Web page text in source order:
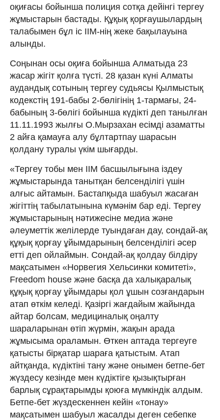
оқиғасы бойынша полиция сотқа дейінгі тергеу
жұмыстарын бастады. Құқық қорғаушылардың
талабымен бұл іс ІІМ-нің жеке бақылауына
алынды.
Соңынан осы оқиға бойынша Алматыда 23
жасар жігіт қолға түсті. 28 қазан күні Алматы
аудандық сотының тергеу судьясы Қылмыстық
кодекстің 191-бабы 2-бөлігінің 1-тармағы, 24-
бабының 3-бөлігі бойынша күдікті деп танылған
11.11.1993 жылғы О.Мырзахан есімді азаматты
2 айға қамауға алу бұлтартпау шарасын
қолдану туралы үкім шығарды.
«Тергеу тобы мен ІІМ басшылығына іздеу
жұмыстарында танытқан белсенділігі үшін
алғыс айтамын. Бастапқыда шабуыл жасаған
жігіттің табылатынына күмәнім бар еді. Тергеу
жұмыстарының нәтижесіне медиа және
әлеуметтік желілерде туындаған дау, сондай-ақ
құқық қорғау ұйымдарының белсенділігі әсер
етті деп ойлаймын. Сондай-ақ қолдау білдіру
мақсатымен «Норвегия Хельсинки комитеті»,
Freedom house және басқа да халықаралық
құқық қорғау ұйымдары қол ұшын созғандарын
атап өткім келеді. Қазіргі жағдайым жайында
айтар болсам, медициналық оңалту
шараларынан өтіп жүрмін, жақын арада
жұмысыма ораламын. Өткен аптада тергеуге
қатысты бірқатар шараға қатыстым. Атап
айтқанда, күдіктіні тану және онымен бетпе-бет
жүздесу кезінде мен күдіктіге қызықтырған
барлық сұрақтарымды қоюға мүмкіндік алдым.
Бетпе-бет жүздескеннен кейін «тонау»
мақсатымен шабуыл жасалды деген себепке